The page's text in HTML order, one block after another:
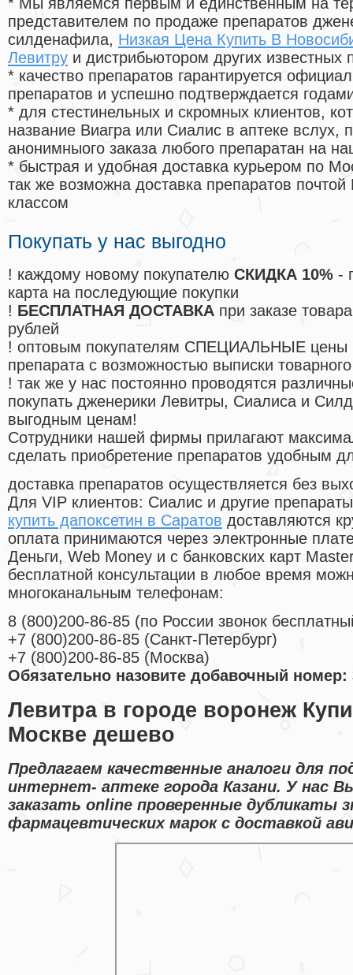
представителем по продаже препаратов
силденафила, Низкая Цена Купить В
Левитру и дистрибьютором других известных
* качество препаратов гарантируется
препаратов и успешно подтверждается
* для стестинельных и скромных клиентов,
название Виагра или Сиалис в аптеке вслух,
анонимныого заказа любого препаратан на
* быстрая и удобная доставка курьером по
так же возможна доставка препаратов
классом
Покупать у нас выгодно
! каждому новому покупателю СКИДКА 10% -
карта на последующие покупки
! БЕСПЛАТНАЯ ДОСТАВКА при заказе
рублей
! оптовым покупателям СПЕЦИАЛЬНЫЕ цены
препарата с возможностью выписки
! так же у нас постоянно проводятся
покупать дженерики Левитры, Сиалиса и
выгодным ценам!
Cотрудники нашей фирмы прилагают
сделать приобретение препаратов удобным
доставка препаратов осуществляется без
Для VIP клиентов: Сиалис и другие
купить дапоксетин в Саратов доставляются
оплата принимаются через электронные
Деньги, Web Money и с банковских карт
бесплатной консультации в любое время
многоканальным телефонам:
8 (800)200-86-85 (по России звонок
+7 (800)200-86-85 (Санкт-Петербург)
+7 (800)200-86-85 (Москва)
Обязательно назовите добавочный номер:
Левитра в городе воронеж
Москве дешево
Предлагаем качественные аналоги для
интернет- аптеке города Казани. У нас
заказать online проверенные дубликаты
фармацевтических марок с доставкой